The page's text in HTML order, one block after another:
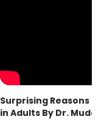
Surprising Reasons
in Adults By Dr.